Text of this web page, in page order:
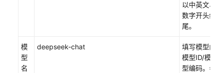
以中英文、
数字开头结
尾。
模
型
名
deepseek-chat
填写模型的
模型ID/模
型编码。参